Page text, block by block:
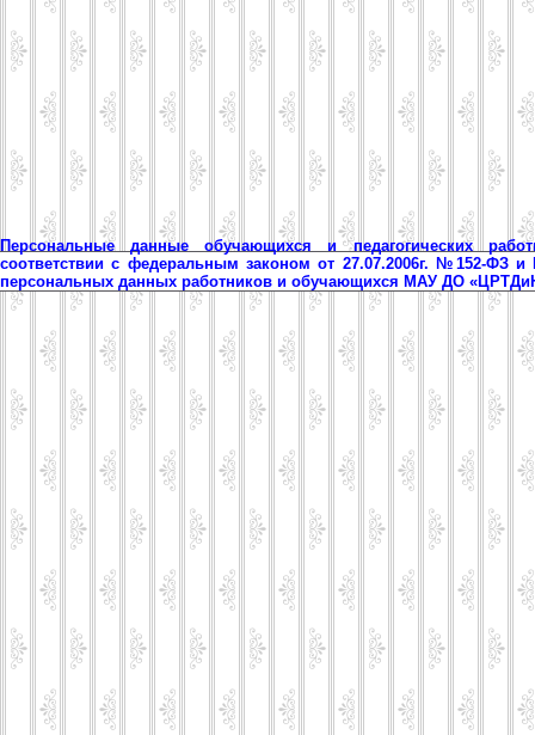
Персональные данные обучающихся и педагогических
соответствии с федеральным законом от 27.07.2006г. №152-ФЗ
персональных данных работников и обучающихся МАУ ДО